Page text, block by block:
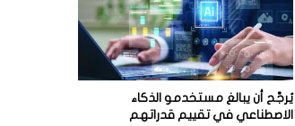
يُرجَّح أن يبالغ مستخدمو الذكاء
الاصطناعي في تقييم قدراتهم